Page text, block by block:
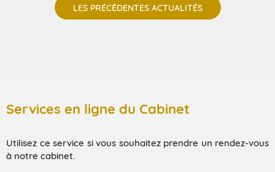
LES PRÉCÉDENTES ACTUALITÉS
Services en ligne du Cabinet
Utilisez ce service si vous souhaitez prendre un rendez-vous
à notre cabinet.